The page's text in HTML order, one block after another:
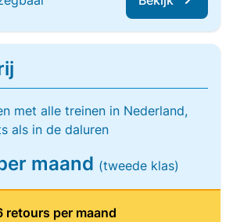
met alle treinen in Nederland,
als in de daluren
maand (tweede klas)
retours per maand